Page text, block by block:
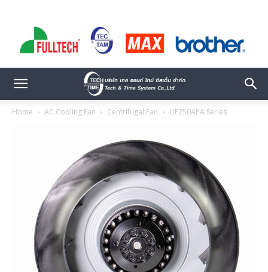
Home AC Cooling Fan Centrifugal Fan UF250APA Series